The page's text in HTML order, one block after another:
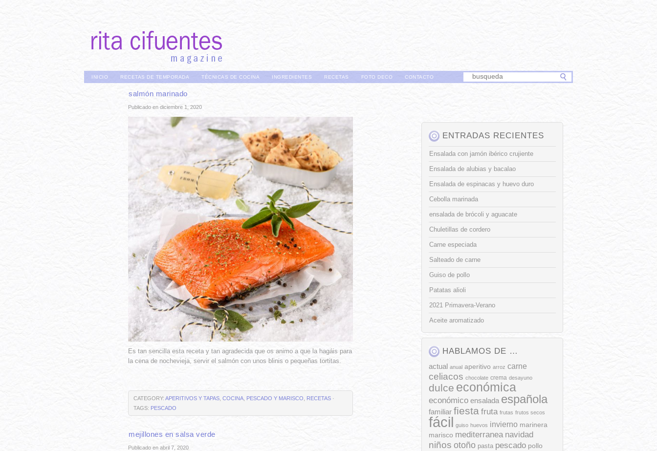
INICIO RECETAS DE TEMPORADA TÉCNICAS DE COCINA INGREDIENTES RECETAS FOTO DECO CONTACTO
salmón marinado
Publicado en diciembre 1, 2020
Es tan sencilla esta receta y tan agradecida que os animo a que la hagáis para
la cena de nochevieja, servir el salmón con unos blinis o pequeñas tortitas.
CATEGORY: APERITIVOS Y TAPAS COCINA PESCADO Y MARISCO RECETAS ·
TAGS: PESCADO
mejillones en salsa verde
Publicado en abril 7, 2020
ENTRADAS RECIENTES
Ensalada con jamón ibérico crujiente
Ensalada de alubias y bacalao
Ensalada de espinacas y huevo duro
Cebolla marinada
ensalada de brócoli y aguacate
Chuletillas de cordero
Carne especiada
Salteado de carne
Guiso de pollo
Patatas alioli
2021 Primavera-Verano
Aceite aromatizado
HABLAMOS DE …
actual anual aperitivo arroz carne
celiacos chocolate crema desayuno
dulce económica
económico ensalada española
familiar fiesta fruta frutas frutos secos
fácil guiso huevos invierno marinera
marisco mediterranea navidad
niños otoño pasta pescado pollo